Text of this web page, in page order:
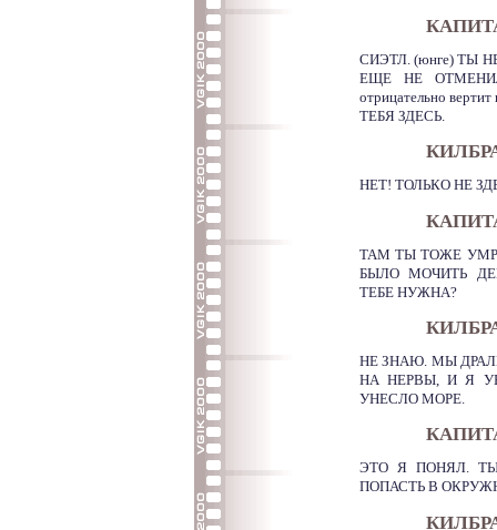
СИЭТЛ. (юнге) ТЫ
ЕЩЕ НЕ
отрицательно
ТЕБЯ ЗДЕСЬ.
НЕТ! ТОЛЬКО НЕ
ТАМ ТЫ ТОЖЕ
БЫЛО МОЧИТЬ
ТЕБЕ НУЖНА?
НЕ ЗНАЮ. МЫ
НА НЕРВЫ, И Я
УНЕСЛО МОРЕ.
ЭТО Я ПОНЯЛ.
ПОПАСТЬ В